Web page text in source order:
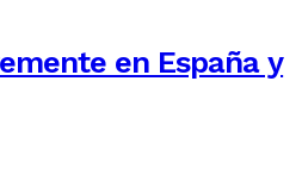
en España y